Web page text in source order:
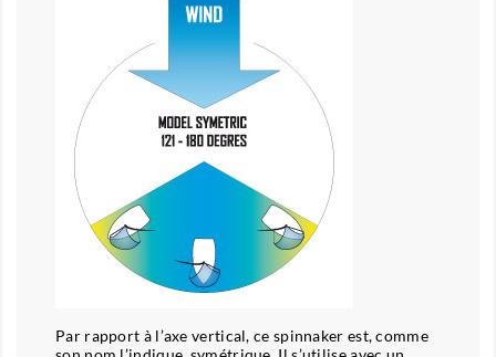
Par rapport à l’axe vertical, ce spinnaker est, comme